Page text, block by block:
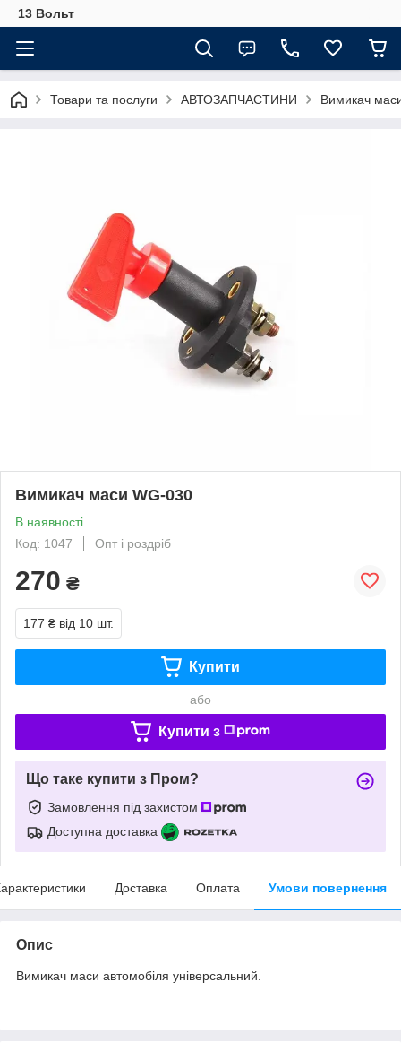
13 Вольт
Товари та послуги АВТОЗАПЧАСТИНИ Вимикач
Вимикач маси WG-030
В наявності
Код: 1047
Опт і роздріб
270 ₴
177 ₴ від 10 шт.
Купити
або
Купити з
Що таке купити з Пром?
Замовлення під захистом
Доступна доставка
Доставка Оплата Умови повернення
Опис
Вимикач маси автомобіля універсальний.